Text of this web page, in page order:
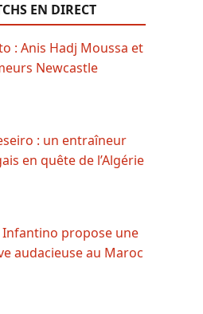
EN DIRECT
: Anis Hadj Moussa et
Newcastle
: un entraîneur
en quête de l’Algérie
Infantino propose une
audacieuse au Maroc